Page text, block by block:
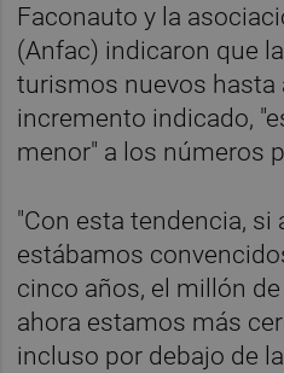
Faconauto y la
(Anfac) indicaron que
turismos nuevos hasta
incremento indicado,
menor" a los números
"Con esta tendencia, si
estábamos
cinco años, el millón
ahora estamos más
incluso por debajo de